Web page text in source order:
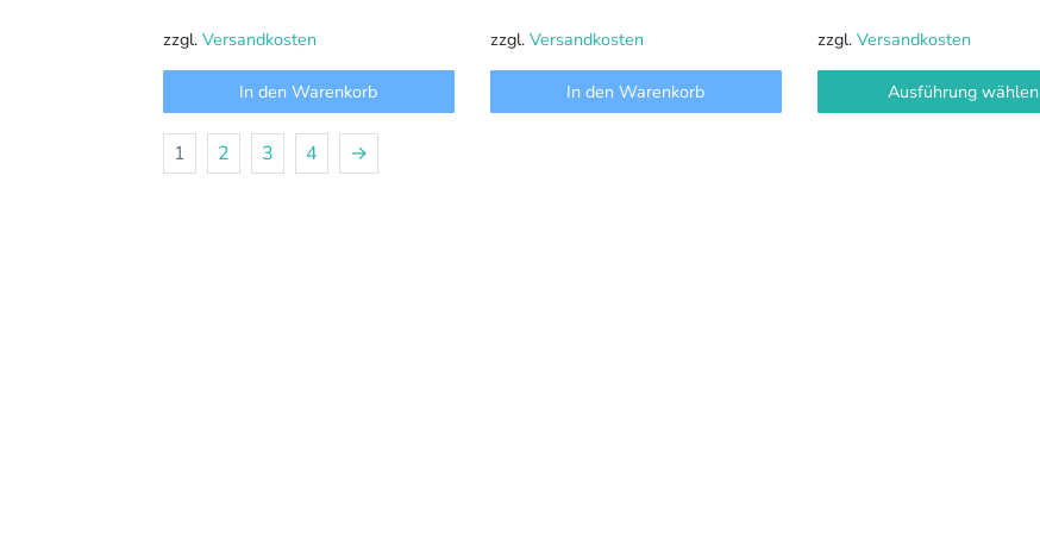
zzgl. Versandkosten
In den Warenkorb
zzgl. Versandkosten
In den Warenkorb
zzgl. Versandkosten
Ausführung wählen
1 2 3 4 →